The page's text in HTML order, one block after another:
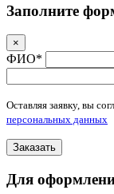
Заполните
×
ФИО*
Оставляя заявку, вы
персональных данных
Заказать
Для